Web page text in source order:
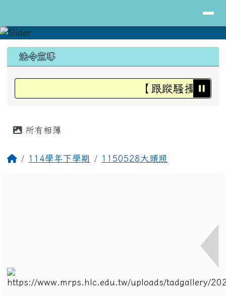
上中區域內容
法令宣導
【跟蹤騷擾防治
所有相簿
回首頁114學年下學期 1150528大頭照
頁尾區域